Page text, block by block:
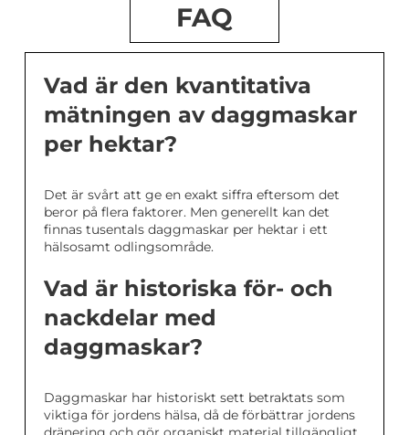
FAQ
Vad är den kvantitativa
mätningen av daggmaskar
per hektar?
Det är svårt att ge en exakt siffra eftersom det
beror på flera faktorer. Men generellt kan det
finnas tusentals daggmaskar per hektar i ett
hälsosamt odlingsområde.
Vad är historiska för- och
nackdelar med
daggmaskar?
Daggmaskar har historiskt sett betraktats som
viktiga för jordens hälsa, då de förbättrar jordens